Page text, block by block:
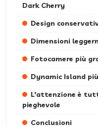
Dark Cherry
Design
Dimensioni
Fotocamere più
Dynamic Island
L’attenzione è
pieghevole
Conclusioni